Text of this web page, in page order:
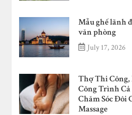
Mẫu ghế lãnh
văn phòng
July 17, 2026
Thợ Thi
Công Trình
Chăm Sóc Đôi
Massage